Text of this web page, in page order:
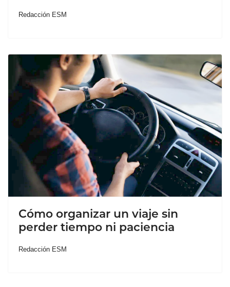
Redacción ESM
Cómo organizar un viaje sin
perder tiempo ni paciencia
Redacción ESM